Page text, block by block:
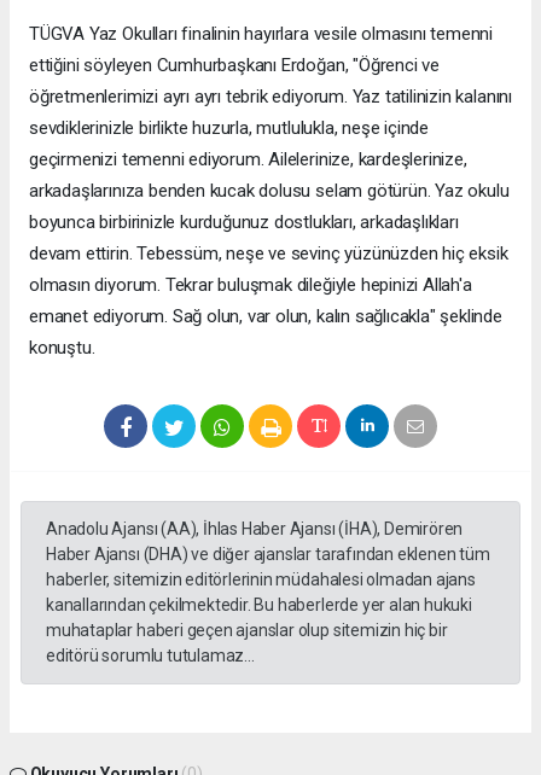
TÜGVA Yaz Okulları finalinin hayırlara vesile olmasını temenni
ettiğini söyleyen Cumhurbaşkanı Erdoğan, "Öğrenci ve
öğretmenlerimizi ayrı ayrı tebrik ediyorum. Yaz tatilinizin kalanını
sevdiklerinizle birlikte huzurla, mutlulukla, neşe içinde
geçirmenizi temenni ediyorum. Ailelerinize, kardeşlerinize,
arkadaşlarınıza benden kucak dolusu selam götürün. Yaz okulu
boyunca birbirinizle kurduğunuz dostlukları, arkadaşlıkları
devam ettirin. Tebessüm, neşe ve sevinç yüzünüzden hiç eksik
olmasın diyorum. Tekrar buluşmak dileğiyle hepinizi Allah'a
emanet ediyorum. Sağ olun, var olun, kalın sağlıcakla" şeklinde
konuştu.
Anadolu Ajansı (AA), İhlas Haber Ajansı (İHA), Demirören
Haber Ajansı (DHA) ve diğer ajanslar tarafından eklenen tüm
haberler, sitemizin editörlerinin müdahalesi olmadan ajans
kanallarından çekilmektedir. Bu haberlerde yer alan hukuki
muhataplar haberi geçen ajanslar olup sitemizin hiç bir
editörü sorumlu tutulamaz...